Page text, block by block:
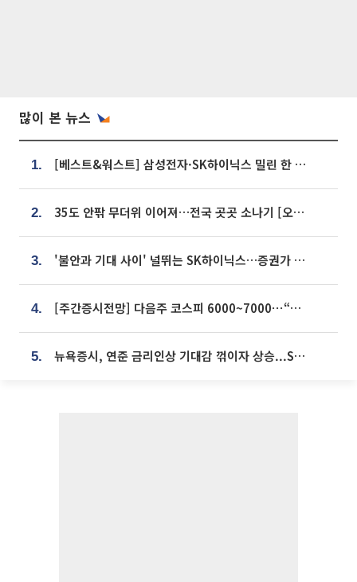
많이 본 뉴스
1. [베스트&워스트] 삼성전자·SK하이닉스 밀린 한 주…상상인증권은 85% 급등
2. 35도 안팎 무더위 이어져…전국 곳곳 소나기 [오늘 날씨]
3. '불안과 기대 사이' 널뛰는 SK하이닉스…증권가 "HBM4·LTA 기반 펀터멘털 견고"
4. [주간증시전망] 다음주 코스피 6000~7000⋯“外人 수급은 정책이 변수”
5. 뉴욕증시, 연준 금리인상 기대감 꺾이자 상승...S&P500 사상 최고치 [종합]